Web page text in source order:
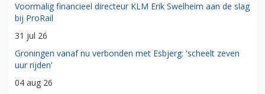
Voormalig financieel directeur KLM Erik Swelheim aan de slag
bij ProRail
31 jul 26
Groningen vanaf nu verbonden met Esbjerg: 'scheelt zeven
uur rijden'
04 aug 26